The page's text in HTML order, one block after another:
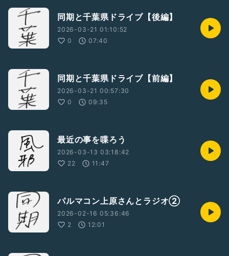
同期と千葉県ドライブ【後編】
2026-03-21 01:10:52
0
07:40
同期と千葉県ドライブ【前編】
2026-03-21 00:57:30
0
09:35
最近の事を喋ろう
2026-03-13 03:18:42
22
11:47
パルマコン上原さんとラジオ②
2026-02-16 05:36:46
2
12:01